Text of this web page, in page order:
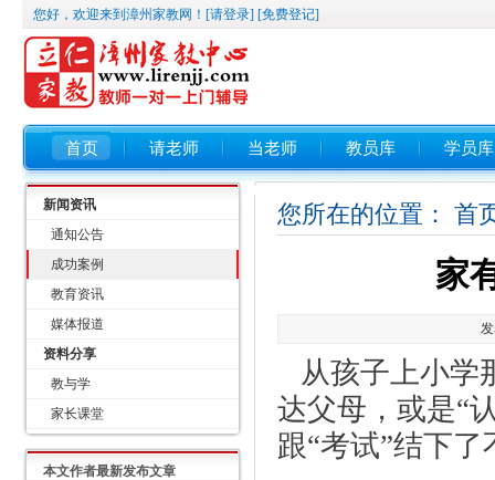
您好，欢迎来到漳州家教网！ [请登录] [免费登记]
首页 请老师 当老师 教员库 学员库
新闻资讯
通知公告
成功案例
教育资讯
媒体报道
资料分享
教与学
家长课堂
本文作者最新发布文章
您所在的位置： 首
家
达父母，或是“
跟“考试”结下